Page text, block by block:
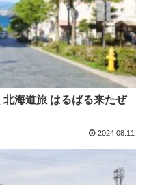
北海道旅 はるばる来たぜ
2024.08.11